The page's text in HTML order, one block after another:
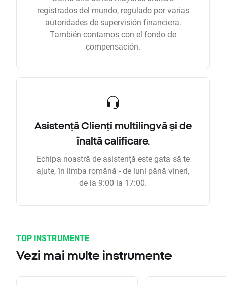
registrados del mundo, regulado por varias
autoridades de supervisión financiera.
También contamos con el fondo de
compensación.
Asistență Clienți multilingvă și de
înaltă calificare.
Echipa noastră de asistență este gata să te
ajute, în limba română - de luni până vineri,
de la 9:00 la 17:00.
TOP INSTRUMENTE
Vezi mai multe instrumente